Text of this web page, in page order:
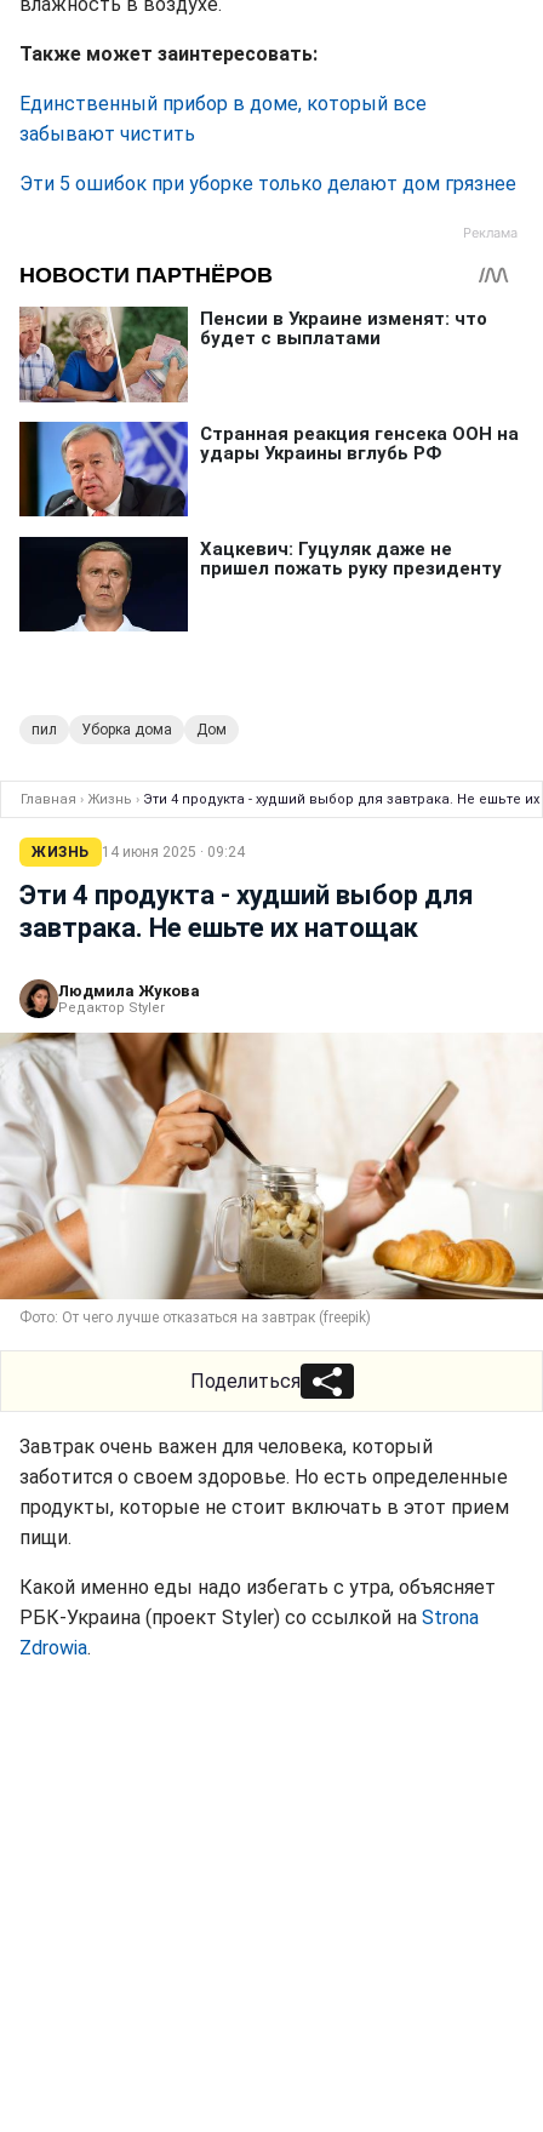
Также может заинтересовать:
Единственный прибор в доме, который все
забывают чистить
Эти 5 ошибок при уборке только делают дом грязнее
пил Уборка дома Дом
Главная › Жизнь › Эти 4 продукта - худший выбор для завтрака. Не ешьте
ЖИЗНЬ 14 июня 2025 · 09:24
Эти 4 продукта - худший выбор для
завтрака. Не ешьте их натощак
Людмила Жукова
Редактор Styler
Фото: От чего лучше отказаться на завтрак (freepik)
Поделиться
Завтрак очень важен для человека, который
заботится о своем здоровье. Но есть определенные
продукты, которые не стоит включать в этот прием
пищи.
Какой именно еды надо избегать с утра, объясняет
РБК-Украина (проект Styler) со ссылкой на Strona
Zdrowia.